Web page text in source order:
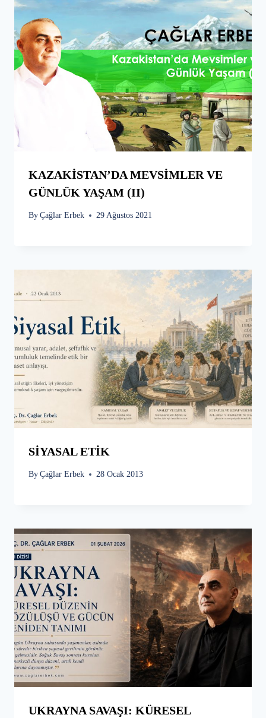
KAZAKİSTAN’DA MEVSİMLER VE
GÜNLÜK YAŞAM (II)
By Çağlar Erbek 29 Ağustos 2021
SİYASAL ETİK
By Çağlar Erbek 28 Ocak 2013
UKRAYNA SAVAŞI: KÜRESEL